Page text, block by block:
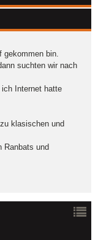
gekommen bin.
suchten wir nach
Internet hatte
klasischen und
Ranbats und